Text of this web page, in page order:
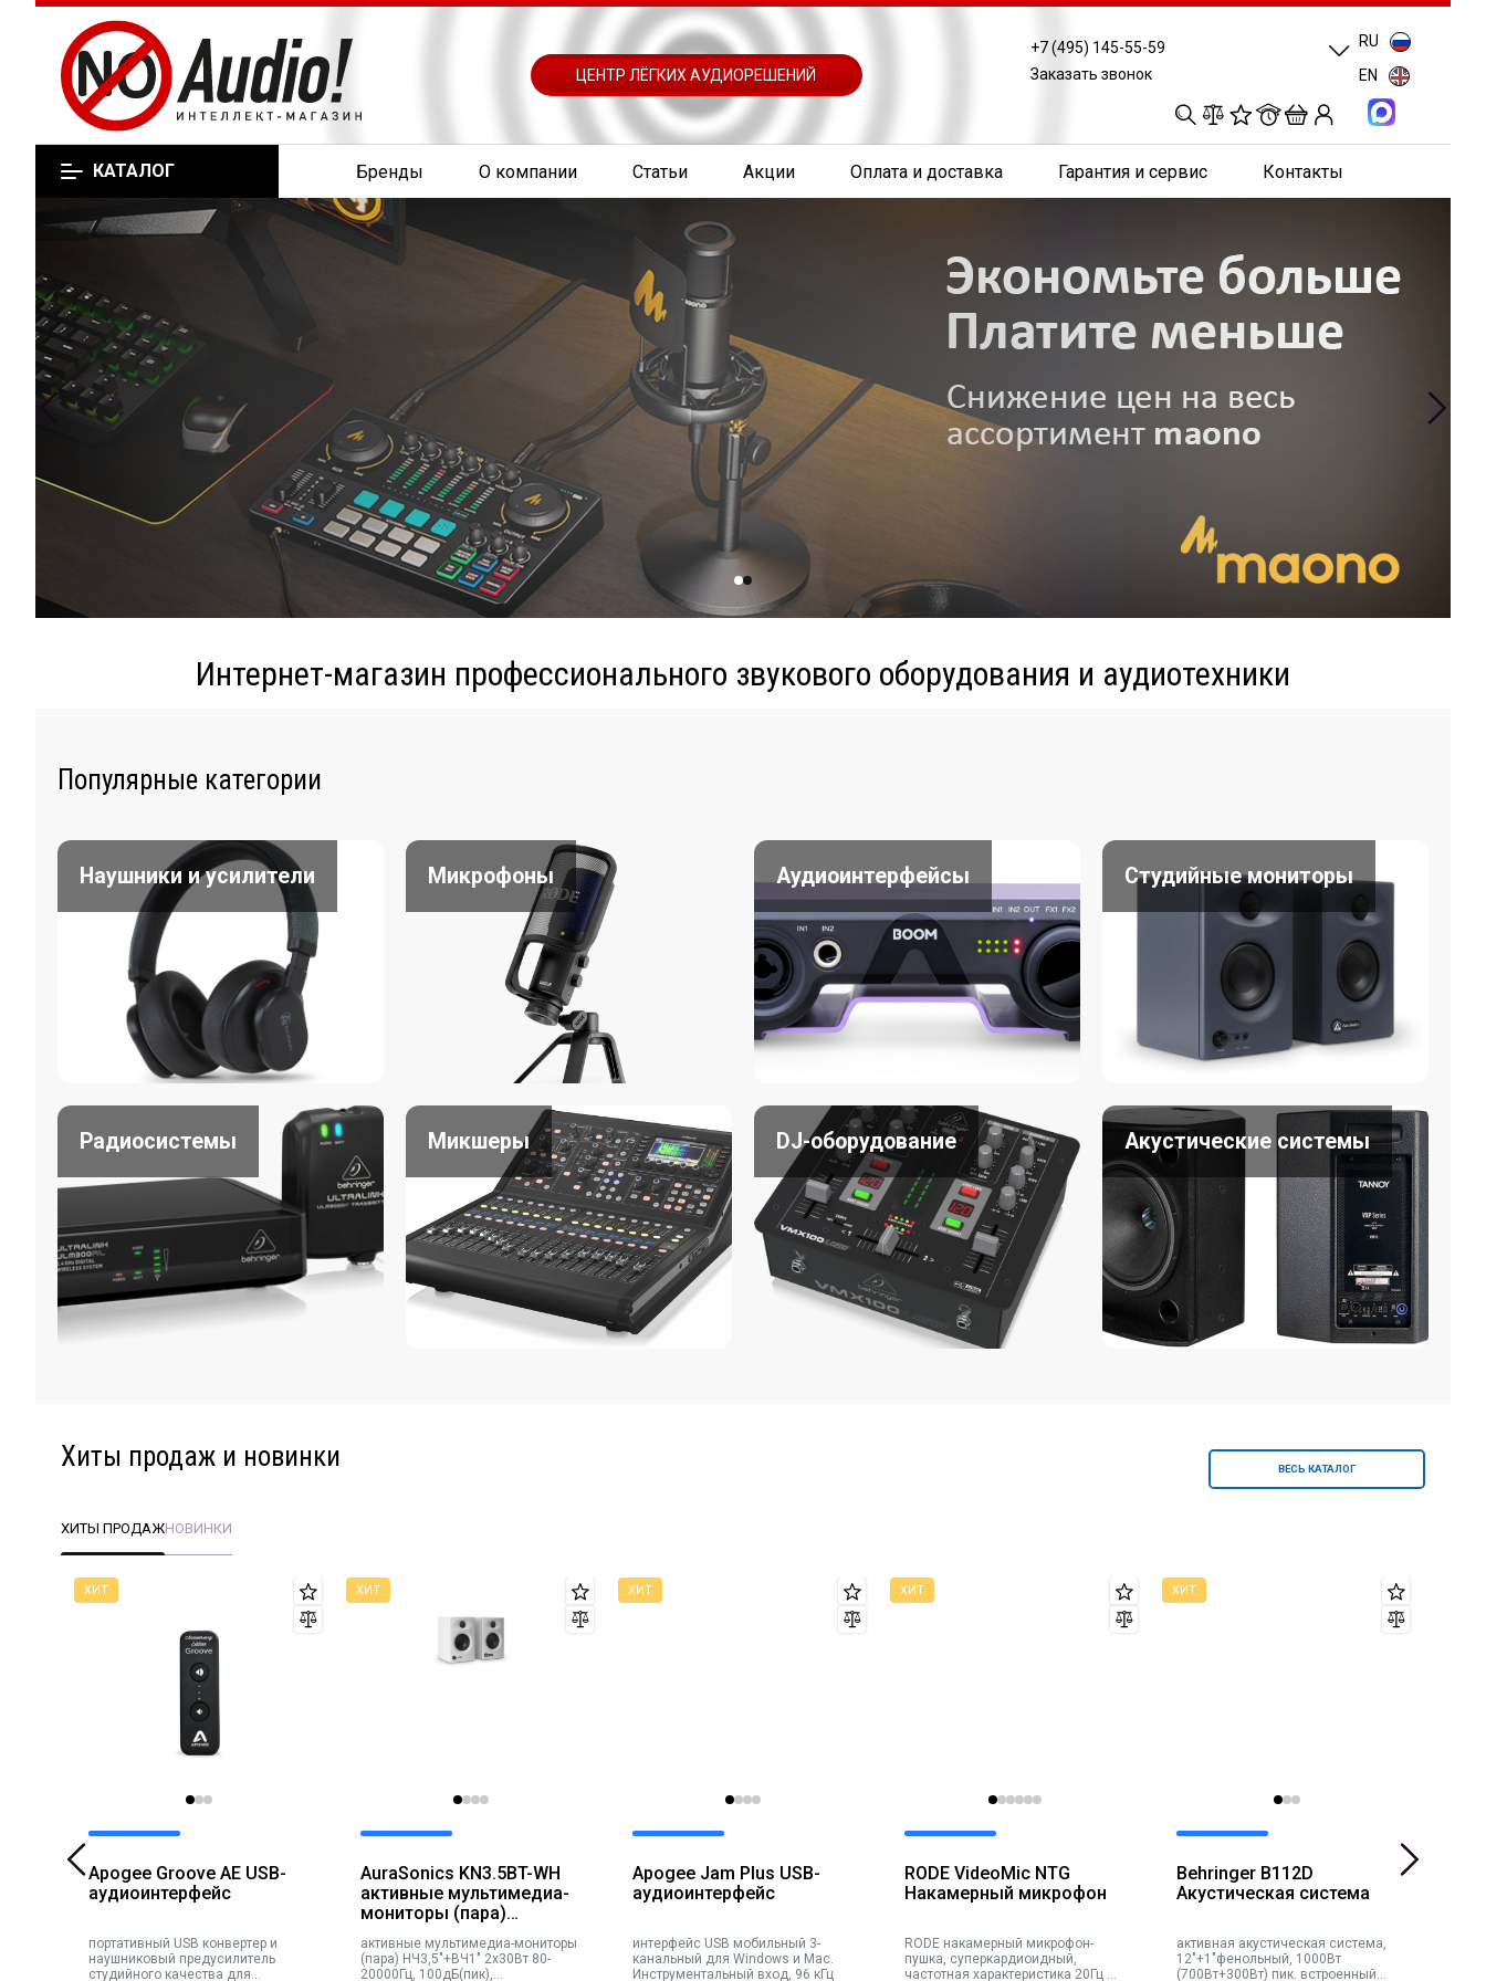
ЦЕНТР ЛЁГКИХ АУДИОРЕШЕНИЙ
+7 (495) 145-55-59
Заказать звонок
0
RU
EN
КАТАЛОГ Бренды О компании Статьи Акции Оплата и доставка Гарантия и сервис Контакты
Интернет-магазин профессионального звукового оборудования и аудиотехники
Популярные категории
Наушники и усилители Микрофоны Аудиоинтерфейсы Студийные мониторы
Радиосистемы Микшеры DJ-оборудование Акустические системы
Хиты продаж и новинки ВЕСЬ КАТАЛОГ
ХИТЫ ПРОДАЖНОВИНКИ
Apogee Groove AE USB-
аудиоинтерфейс
портативный USB конвертер и
наушниковый предусилитель
студийного качества для
AuraSonics KN3.5BT-WH
активные мультимедиа-
мониторы (пара)
20000Гц, 100дБ(пик),
переключатель
активные мультимедиа-мониторы
(пара) НЧ3,5"+ВЧ1" 2x30Вт 80-
20000Гц, 100дБ(пик),
Apogee Jam Plus USB-
аудиоинтерфейс
интерфейс USB мобильный 3-
канальный для Windows и Mac.
Инструментальный вход, 96 кГц
RODE VideoMic NTG
Накамерный микрофон
RODE накамерный микрофон-
пушка, суперкардиоидный,
частотная характеристика 20Гц –
Behringer B112D
Акустическая система
активная акустическая система,
12"+1"фенольный, 1000Вт
(700Вт+300Вт) пик. встроенный